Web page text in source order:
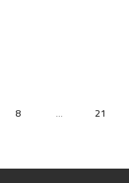
8 ... 21